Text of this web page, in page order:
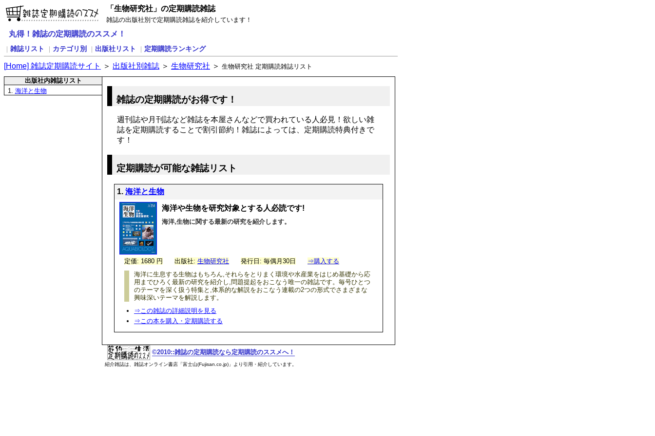
「生物研究社」の定期購読雑誌
雑誌の出版社別で定期購読雑誌を紹介しています！
丸得！雑誌の定期購読のススメ！
雑誌リスト カテゴリ別 出版社リスト 定期購読ランキング
[Home] 雑誌定期購読サイト ＞ 出版社別雑誌 ＞ 生物研究社 ＞ 生物研究社 定期購読雑誌リスト
出版社内雑誌リスト
1. 海洋と生物
雑誌の定期購読がお得です！
週刊誌や月刊誌など雑誌を本屋さんなどで買われている人必見！欲しい雑
誌を定期購読することで割引節約！雑誌によっては、定期購読特典付きで
す！
定期購読が可能な雑誌リスト
1. 海洋と生物
海洋や生物を研究対象とする人必読です!
海洋,生物に関する最新の研究を紹介します。
定価: 1680 円 出版社: 生物研究社 発行日: 毎偶月30日
⇒購入する
海洋に生息する生物はもちろん,それらをとりまく環境や水産業をはじめ基礎から応
用までひろく最新の研究を紹介し,問題提起をおこなう唯一の雑誌です。毎号ひとつ
のテーマを深く扱う特集と,体系的な解説をおこなう連載の2つの形式でさまざまな
興味深いテーマを解説します。
⇒この雑誌の詳細説明を見る
⇒この本を購入・定期購読する
©2010::雑誌の定期購読なら定期購読のススメへ！
紹介雑誌は、雑誌オンライン書店「富士山(Fujisan.co.jp)」より引用・紹介しています。